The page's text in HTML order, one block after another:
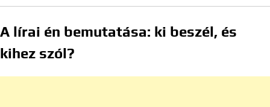
A lírai én bemutatása: ki beszél, és
kihez szól?